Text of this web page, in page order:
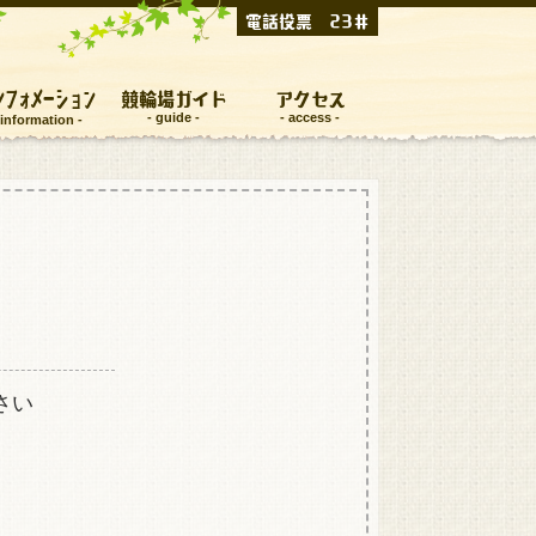
電話投票 23＃
ォメーション 競輪場ガイド アクセス
い